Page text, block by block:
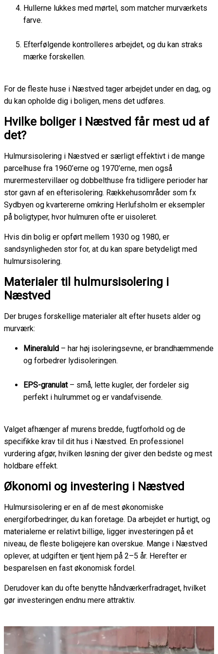
Hullerne lukkes med mørtel, som matcher murværkets
farve.
Efterfølgende kontrolleres arbejdet, og du kan straks
mærke forskellen.
For de fleste huse i Næstved tager arbejdet under en dag, og
du kan opholde dig i boligen, mens det udføres.
Hvilke boliger i Næstved får mest ud af
det?
Hulmursisolering i Næstved er særligt effektivt i de mange
parcelhuse fra 1960’erne og 1970’erne, men også
murermestervillaer og dobbelthuse fra tidligere perioder har
stor gavn af en efterisolering. Rækkehusområder som fx
Sydbyen og kvartererne omkring Herlufsholm er eksempler
på boligtyper, hvor hulmuren ofte er uisoleret.
Hvis din bolig er opført mellem 1930 og 1980, er
sandsynligheden stor for, at du kan spare betydeligt med
hulmursisolering.
Materialer til hulmursisolering i
Næstved
Der bruges forskellige materialer alt efter husets alder og
murværk:
Mineraluld – har høj isoleringsevne, er brandhæmmende
og forbedrer lydisoleringen.
EPS-granulat– små, lette kugler, der fordeler sig
perfekt i hulrummet og er vandafvisende.
Valget afhænger af murens bredde, fugtforhold og de
specifikke krav til dit hus i Næstved. En professionel
vurdering afgør, hvilken løsning der giver den bedste og mest
holdbare effekt.
Økonomi og investering i Næstved
Hulmursisolering er en af de mest økonomiske
energiforbedringer, du kan foretage. Da arbejdet er hurtigt, og
materialerne er relativt billige, ligger investeringen på et
niveau, de fleste boligejere kan overskue. Mange i Næstved
oplever, at udgiften er tjent hjem på 2–5 år. Herefter er
besparelsen en fast økonomisk fordel.
Derudover kan du ofte benytte håndværkerfradraget, hvilket
gør investeringen endnu mere attraktiv.